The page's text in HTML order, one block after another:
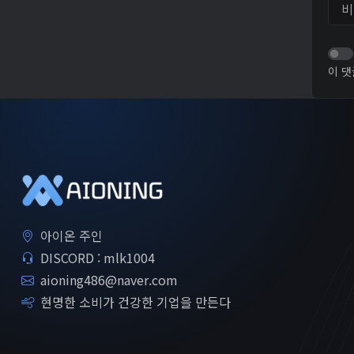
이
아이온 주인
DISCORD : mlk1004
aioning486@naver.com
현명한 소비가 건강한 기업을 만든다